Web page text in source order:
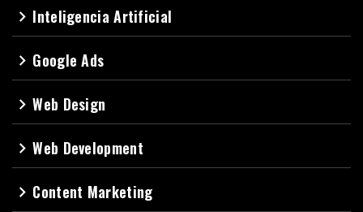
navigate_next Inteligencia Artificial
navigate_next Google Ads
navigate_nextWeb Design
navigate_nextWeb Development
navigate_next Content Marketing